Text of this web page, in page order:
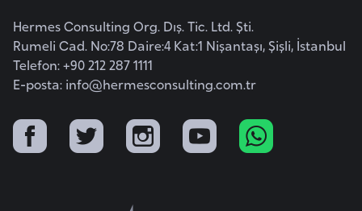
Hermes Consulting Org. Dış. Tic. Ltd. Şti.
Rumeli Cad. No:78 Daire:4 Kat:1 Nişantaşı, Şişli, İstanbul
Telefon: +90 212 287 1111
E-posta: info@hermesconsulting.com.tr
i
s
t
a
n